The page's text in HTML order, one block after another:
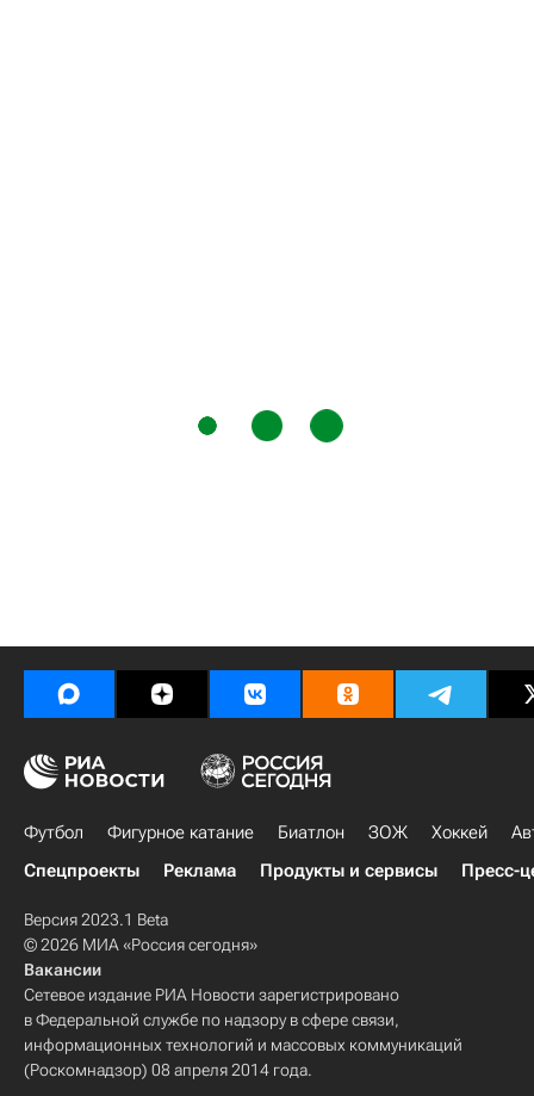
Футбол Фигурное катание Биатлон ЗОЖ Хоккей
Спецпроекты
Реклама Продукты и сервисы Пресс-
Версия 2023.1 Beta
© 2026 МИА «Россия сегодня»
Вакансии
Сетевое издание РИА Новости зарегистрировано
в Федеральной службе по надзору в сфере связи,
информационных технологий и массовых коммуникаций
(Роскомнадзор) 08 апреля 2014 года.